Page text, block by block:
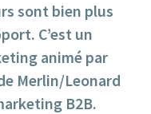
sont bien plus
C’est un
animé par
Merlin/Leonard
B2B.